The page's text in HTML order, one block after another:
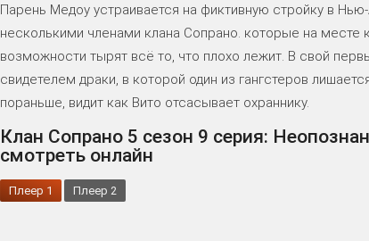
Парень Медоу устраивается на фиктивную стройку в
несколькими членами клана Сопрано. которые на месте
возможности тырят всё то, что плохо лежит. В свой
свидетелем драки, в которой один из гангстеров
пораньше, видит как Вито отсасывает охраннику.
Клан Сопрано 5 сезон 9 серия:
смотреть онлайн
Плеер 1 Плеер 2